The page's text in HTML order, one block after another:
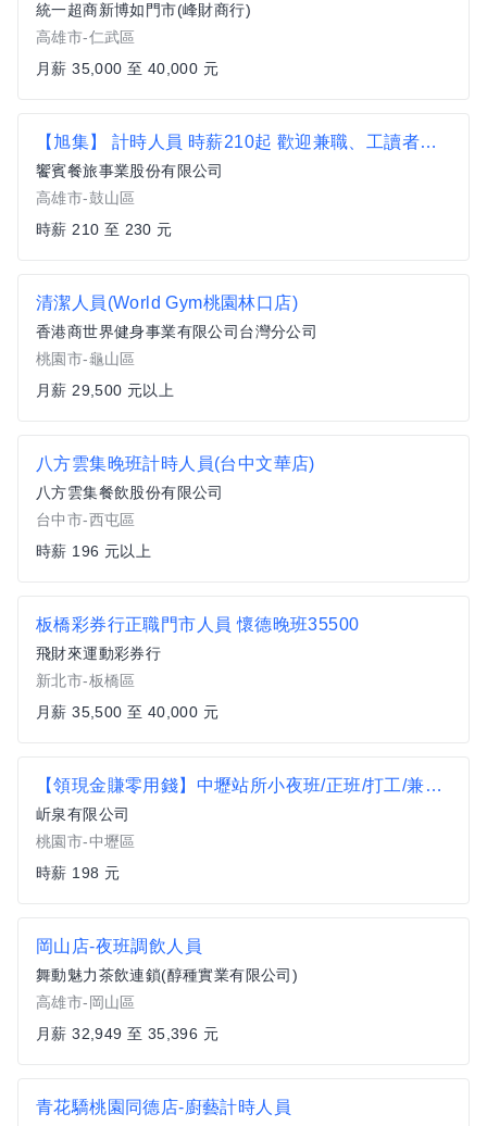
統一超商新博如門市(峰財商行)
高雄市-仁武區
月薪 35,000 至 40,000 元
【旭集】 計時人員 時薪210起 歡迎兼職、工讀者加入【鼓山區】
饗賓餐旅事業股份有限公司
高雄市-鼓山區
時薪 210 至 230 元
清潔人員(World Gym桃園林口店)
香港商世界健身事業有限公司台灣分公司
桃園市-龜山區
月薪 29,500 元以上
八方雲集晚班計時人員(台中文華店)
八方雲集餐飲股份有限公司
台中市-西屯區
時薪 196 元以上
板橋彩券行正職門市人員 懷德晚班35500
飛財來運動彩券行
新北市-板橋區
月薪 35,500 至 40,000 元
【領現金賺零用錢】中壢站所小夜班/正班/打工/兼職/二度就業/H
岓泉有限公司
桃園市-中壢區
時薪 198 元
岡山店-夜班調飲人員
舞動魅力茶飲連鎖(醇種實業有限公司)
高雄市-岡山區
月薪 32,949 至 35,396 元
青花驕桃園同德店-廚藝計時人員